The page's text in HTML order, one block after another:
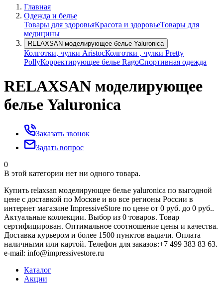
Главная
Одежда и белье
Товары для здоровьяКрасота и здоровьеТовары для
медицины
RELAXSAN моделирующее белье Yaluroniсa
Колготки, чулки AristocКолготки , чулки Pretty
PollyКорректирующее белье RagoСпортивная одежда
RELAXSAN моделирующее
белье Yaluroniсa
Заказать звонок
Задать вопрос
0
В этой категории нет ни одного товара.
Купить relaxsan моделирующее белье yaluroniсa по выгодной
цене с доставкой по Москве и во все регионы России в
интернет магазине ImpressiveStore по цене от 0 руб. до 0 руб..
Актуальные коллекции. Выбор из 0 товаров. Товар
сертифицирован. Оптимальное соотношение цены и качества.
Доставка курьером и более 1500 пунктов выдачи. Оплата
наличными или картой. Телефон для заказов:+7 499 383 83 63.
e-mail: info@impressivestore.ru
Каталог
Акции